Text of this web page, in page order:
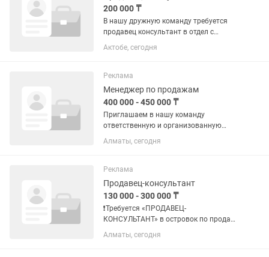
200 000 ₸
В нашу дружную команду требуется
продавец консультант в отдел с
обоями, девушка от 20 и старше.
Режим 6/1 с 9:00 до 18:00. Зп
Работа официально.
Актобе, сегодня
Реклама
Менеджер по продажам
400 000 - 450 000 ₸
Приглашаем в нашу команду
ответственную и организованную
девушку на должность
администратора офиса. Мы работаем
премиум-класса. Опыт в сфере продаж
нужен, но всему...
Алматы, сегодня
Реклама
Продавец-консультант
130 000 - 300 000 ₸
❗️Требуется «ПРОДАВЕЦ-
КОНСУЛЬТАНТ» в островок по продаже
изделий из серебра по адресу ТРЦ
«Moskva Metropolitan” . Требуются
Алматы, сегодня